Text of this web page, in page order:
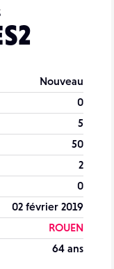
Nouveau
0
5
50
2
0
02 février 2019
ROUEN
64 ans